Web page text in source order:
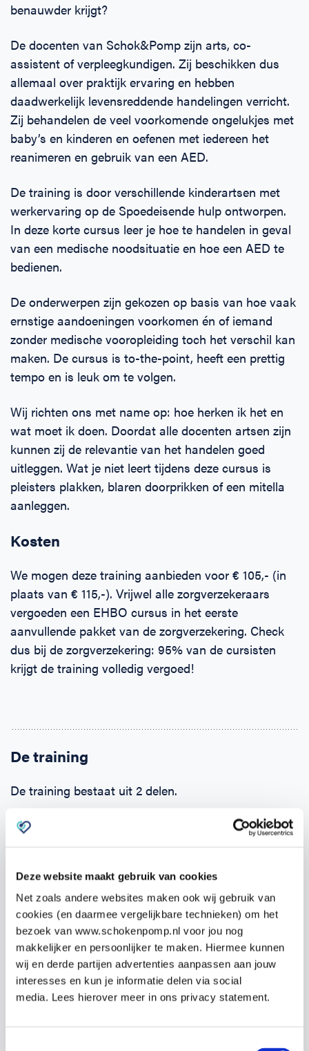
Deze website maakt gebruik van cookies
Net zoals andere websites maken ook wij gebruik van
cookies (en daarmee vergelijkbare technieken) om het
bezoek van www.schokenpomp.nl voor jou nog
makkelijker en persoonlijker te maken. Hiermee kunnen
wij en derde partijen advertenties aanpassen aan jouw
interesses en kun je informatie delen via social
media. Lees hierover meer in ons privacy statement.
benauwder krijgt?
De docenten van Schok&Pomp zijn arts, co-
assistent of verpleegkundigen. Zij beschikken dus
allemaal over praktijk ervaring en hebben
daadwerkelijk levensreddende handelingen verricht.
Zij behandelen de veel voorkomende ongelukjes met
baby’s en kinderen en oefenen met iedereen het
reanimeren en gebruik van een AED.
De training is door verschillende kinderartsen met
werkervaring op de Spoedeisende hulp ontworpen.
In deze korte cursus leer je hoe te handelen in geval
van een medische noodsituatie en hoe een AED te
bedienen.
De onderwerpen zijn gekozen op basis van hoe vaak
ernstige aandoeningen voorkomen én of iemand
zonder medische vooropleiding toch het verschil kan
maken. De cursus is to-the-point, heeft een prettig
tempo en is leuk om te volgen.
Wij richten ons met name op: hoe herken ik het en
wat moet ik doen. Doordat alle docenten artsen zijn
kunnen zij de relevantie van het handelen goed
uitleggen. Wat je niet leert tijdens deze cursus is
pleisters plakken, blaren doorprikken of een mitella
aanleggen.
Kosten
We mogen deze training aanbieden voor € 105,- (in
plaats van € 115,-). Vrijwel alle zorgverzekeraars
vergoeden een EHBO cursus in het eerste
aanvullende pakket van de zorgverzekering. Check
dus bij de zorgverzekering: 95% van de cursisten
krijgt de training volledig vergoed!
De training
De training bestaat uit 2 delen.
Zodra je je opgeeft ontvang je binnen 24 uur een e-
theorie eigen maken.
Het tweede deel is de praktijktraining van19:00 –
22:00 uuropHofmanssteeg 7, 7722SC Dalfsen
maandag 13 oktober.
aan het oefenen van de competenties, zoals het